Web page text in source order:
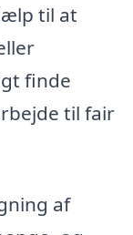
til at
finde
til fair
af